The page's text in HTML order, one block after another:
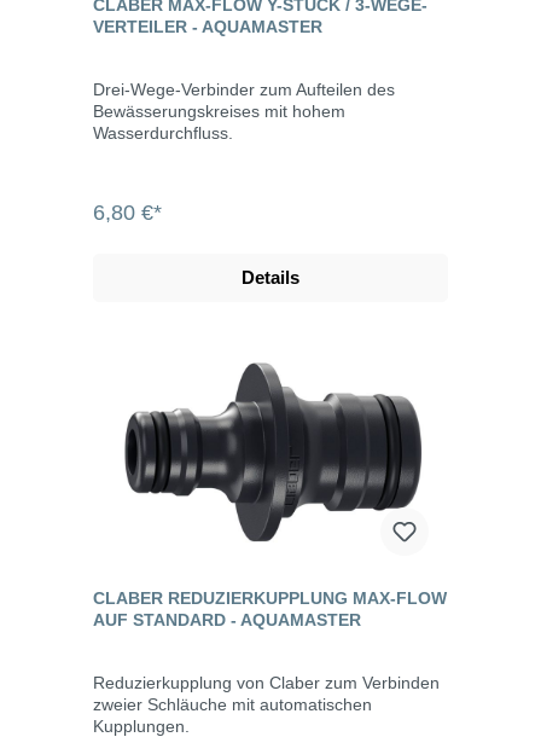
einrastenden Safety-Lock-Kupplungssystem!
CLABER MAX-FLOW Y-STÜCK / 3-WEGE-
VERTEILER - AQUAMASTER
Drei-Wege-Verbinder zum Aufteilen des
Bewässerungskreises mit hohem
Wasserdurchfluss.
6,80 €*
Details
CLABER REDUZIERKUPPLUNG MAX-FLOW
AUF STANDARD - AQUAMASTER
Reduzierkupplung von Claber zum Verbinden
zweier Schläuche mit automatischen
Kupplungen.